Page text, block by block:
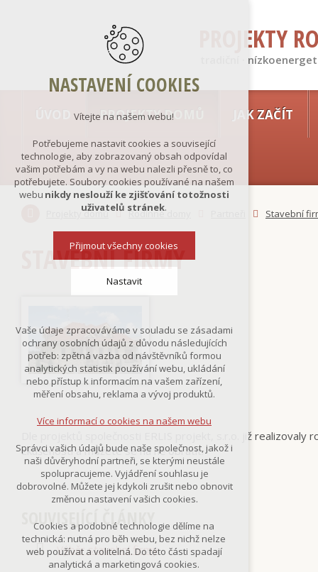
PROJEKTY
tradiční ·
PROJEKTY DOMŮ JAK ZAČÍT
Projekty domů Rodinné domy Stavební
STAVEBNÍ FIRMY
Dle projektů společnosti ERLIS projekt, s.r.o. již
zkušenosti a můžete se na ně obrátit.
SOUVISEJÍCÍ ČLÁNKY
Výběr stavební firmy
NASTAVENÍ COOKIES
Vítejte na našem webu!
Potřebujeme nastavit cookies a související
technologie, aby zobrazovaný obsah odpovídal
vašim potřebám a vy na webu nalezli přesně to, co
potřebujete. Soubory cookies používané na našem
webu nikdy neslouží ke zjišťování totožnosti
uživatelů stránek.
Přijmout všechny cookies
Nastavit
nutná pro provozování webu
udržení kontextu stránek (session):
případná přihlášení, volby jazyka, apod.
Volitelná cookies
analytická pro anonymizované
marketingová cookies
Více informací o cookies na našem webu
Odmítnout vše
Vaše údaje zpracováváme v souladu se zásadami
ochrany osobních údajů z důvodu následujících
potřeb: zpětná vazba od návštěvníků formou
analytických statistik používání webu, ukládání
nebo přístup k informacím na vašem zařízení,
měření obsahu, reklama a vývoj produktů.
Více informací o cookies na našem webu
Správci vašich údajů bude naše společnost, jakož i
naši důvěryhodní partneři, se kterými neustále
spolupracujeme. Vyjádření souhlasu je
dobrovolné. Můžete jej kdykoli zrušit nebo obnovit
změnou nastavení vašich cookies.
Cookies a podobné technologie dělíme na
technická: nutná pro běh webu, bez nichž nelze
web používat a volitelná. Do této části spadají
analytická a marketingová cookies.